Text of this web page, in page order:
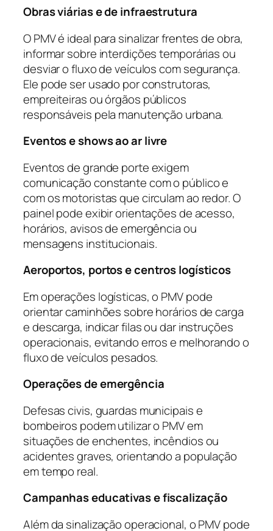
Obras viárias e de infraestrutura
O PMV é ideal para sinalizar frentes de obra,
informar sobre interdições temporárias ou
desviar o fluxo de veículos com segurança.
Ele pode ser usado por construtoras,
empreiteiras ou órgãos públicos
responsáveis pela manutenção urbana.
Eventos e shows ao ar livre
Eventos de grande porte exigem
comunicação constante com o público e
com os motoristas que circulam ao redor. O
painel pode exibir orientações de acesso,
horários, avisos de emergência ou
mensagens institucionais.
Aeroportos, portos e centros logísticos
Em operações logísticas, o PMV pode
orientar caminhões sobre horários de carga
e descarga, indicar filas ou dar instruções
operacionais, evitando erros e melhorando o
fluxo de veículos pesados.
Operações de emergência
Defesas civis, guardas municipais e
bombeiros podem utilizar o PMV em
situações de enchentes, incêndios ou
acidentes graves, orientando a população
em tempo real.
Campanhas educativas e fiscalização
Além da sinalização operacional, o PMV pode